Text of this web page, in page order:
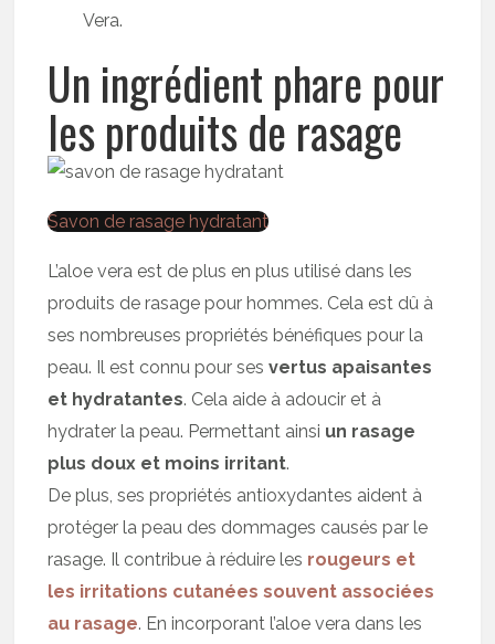
Vera.
Un ingrédient phare pour
les produits de rasage
Savon de rasage hydratant
L’aloe vera est de plus en plus utilisé dans les
produits de rasage pour hommes. Cela est dû à
ses nombreuses propriétés bénéfiques pour la
peau. Il est connu pour sesvertus apaisantes
et hydratantes. Cela aide à adoucir et à
hydrater la peau. Permettant ainsi un rasage
plus doux et moins irritant.
De plus, ses propriétés antioxydantes aident à
protéger la peau des dommages causés par le
rasage. Il contribue à réduire les rougeurs et
les irritations cutanées souvent associées
au rasage. En incorporant l’aloe vera dans les